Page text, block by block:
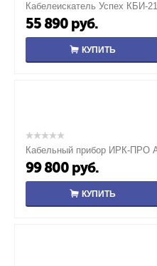
Кабелеискатель Успех КБИ-
55 890 руб.
КУПИТЬ
Кабельный прибор ИРК-ПРО
99 800 руб.
КУПИТЬ